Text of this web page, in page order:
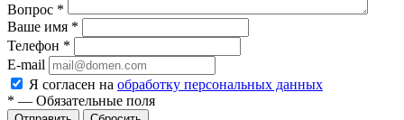
Вопрос *
Ваше имя *
Телефон *
E-mail
Я согласен на обработку персональных данных
* — Обязательные поля